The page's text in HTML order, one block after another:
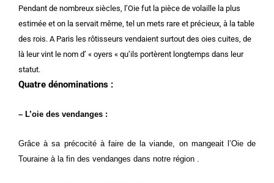
Pendant de nombreux siècles, l’Oie fut la pièce de volaille la plus
estimée et on la servait même, tel un mets rare et précieux, à la table
des rois. A Paris les rôtisseurs vendaient surtout des oies cuites, de
là leur vint le nom d’ « oyers « qu’ils portèrent longtemps dans leur
statut.
Quatre dénominations :
– L’oie des vendanges :
Grâce à sa précocité à faire de la viande, on mangeait l’Oie de
Touraine à la fin des vendanges dans notre région .